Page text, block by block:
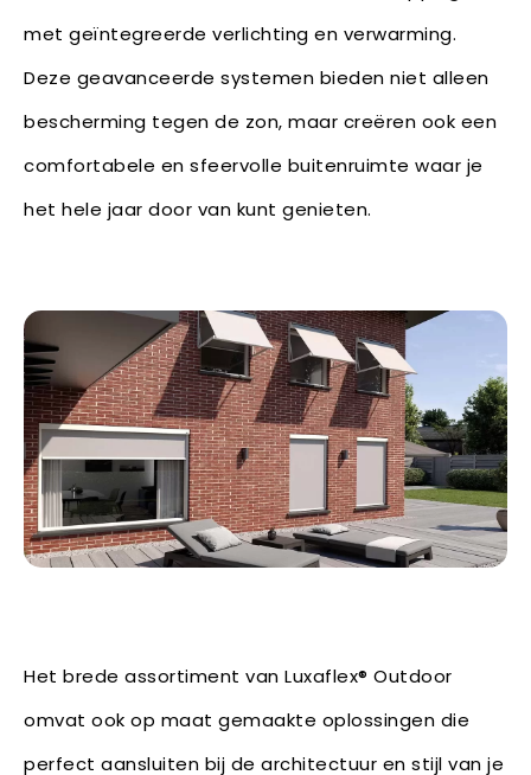
met geïntegreerde verlichting en verwarming.
Deze geavanceerde systemen bieden niet alleen
bescherming tegen de zon, maar creëren ook een
comfortabele en sfeervolle buitenruimte waar je
het hele jaar door van kunt genieten.
Het brede assortiment van Luxaflex® Outdoor
omvat ook op maat gemaakte oplossingen die
perfect aansluiten bij de architectuur en stijl van je